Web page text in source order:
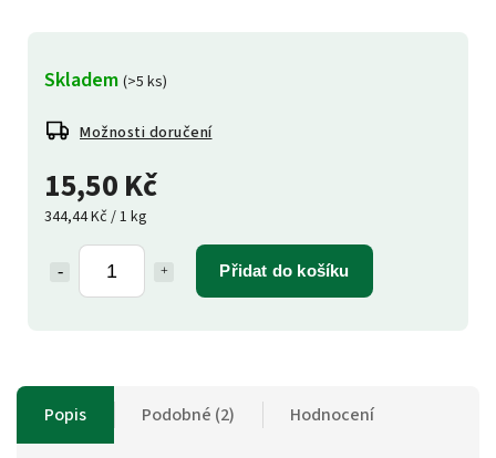
15,50 Kč
344,44 Kč / 1 kg
Přidat do košíku
Skladem (>5 ks)
Možnosti doručení
Popis Podobné (2) Hodnocení